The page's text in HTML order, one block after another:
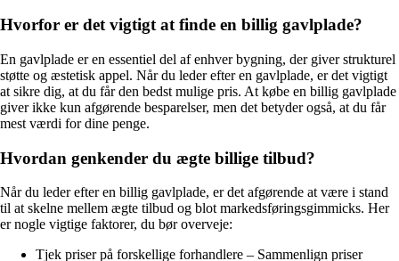
Hvorfor er det vigtigt at finde en billig gavlplade?
En gavlplade er en essentiel del af enhver bygning, der giver strukturel
støtte og æstetisk appel. Når du leder efter en gavlplade, er det vigtigt
at sikre dig, at du får den bedst mulige pris. At købe en billig gavlplade
giver ikke kun afgørende besparelser, men det betyder også, at du får
mest værdi for dine penge.
Hvordan genkender du ægte billige tilbud?
Når du leder efter en billig gavlplade, er det afgørende at være i stand
til at skelne mellem ægte tilbud og blot markedsføringsgimmicks. Her
er nogle vigtige faktorer, du bør overveje:
Tjek priser på forskellige forhandlere – Sammenlign priser